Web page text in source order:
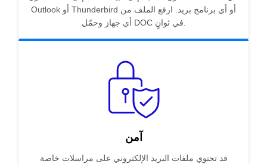
Outlook أو Thunderbird أو أي برنامج بريد. ارفع الملف من
آمن
قد تحتوي ملفات البريد الإلكتروني على مراسلات خاصة